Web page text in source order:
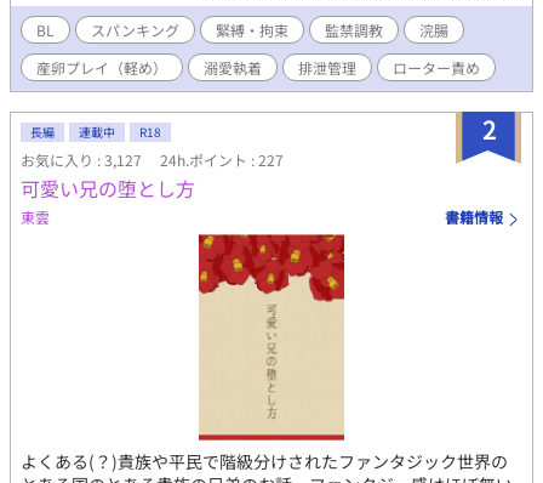
BL スパンキング 緊縛・拘束 監禁調教
浣腸
産卵プレイ（軽め）
溺愛執着 排泄管理 ローター責め
2
長編 連載中 R18
お気に入り : 3,127 24h.ポイント : 227
可愛い兄の堕とし方
東雲 書籍情報
よくある(？)貴族や平民で階級分けされたファンタジック世界の